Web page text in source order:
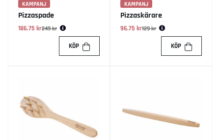
KAMPANJ
Pizzaspade
186.75 kr
Ordinarie pris:
249 kr
KÖP
KAMPANJ
Pizzaskärare
96.75 kr
Ordinarie pris:
129 kr
KÖP